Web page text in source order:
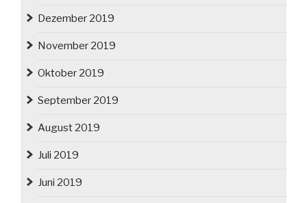
Dezember 2019
November 2019
Oktober 2019
September 2019
August 2019
Juli 2019
Juni 2019